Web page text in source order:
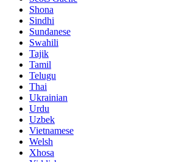
Shona
Sindhi
Sundanese
Swahili
Tajik
Tamil
Telugu
Thai
Ukrainian
Urdu
Uzbek
Vietnamese
Welsh
Xhosa